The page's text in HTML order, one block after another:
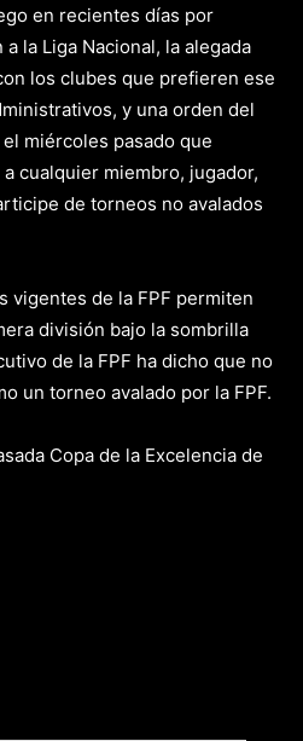
en recientes días por
la Liga Nacional, la alegada
los clubes que prefieren ese
y una orden del
miércoles pasado que
cualquier miembro, jugador,
de torneos no avalados
vigentes de la FPF permiten
división bajo la sombrilla
de la FPF ha dicho que no
un torneo avalado por la FPF.
Copa de la Excelencia de